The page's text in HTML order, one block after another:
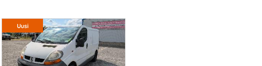
Uusi